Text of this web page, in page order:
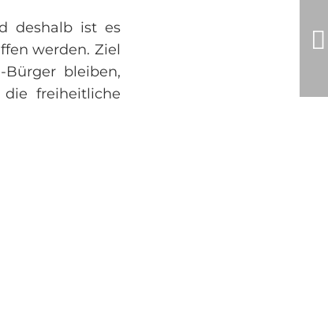
deshalb ist es
werden. Ziel
Bürger bleiben,
freiheitliche